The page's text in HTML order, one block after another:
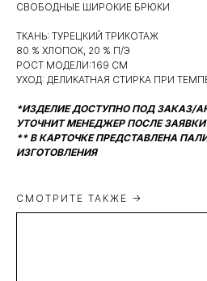
СВОБОДНЫЕ ШИРОКИЕ БРЮКИ
ТКАНЬ: ТУРЕЦКИЙ ТРИКОТАЖ
80 % ХЛОПОК, 20 % П/Э
РОСТ МОДЕЛИ:169 СМ
УХОД: ДЕЛИКАТНАЯ СТИРКА ПРИ
*ИЗДЕЛИЕ ДОСТУПНО ПОД ЗАКАЗ/
УТОЧНИТ МЕНЕДЖЕР ПОСЛЕ ЗАЯВКИ
** В КАРТОЧКЕ ПРЕДСТАВЛЕНА
ИЗГОТОВЛЕНИЯ
СМОТРИТЕ ТАКЖЕ →